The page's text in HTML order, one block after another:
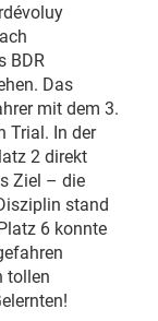
BDR
Das
mit dem 3.
Trial. In der
2 direkt
Ziel – die
stand
6 konnte
tollen